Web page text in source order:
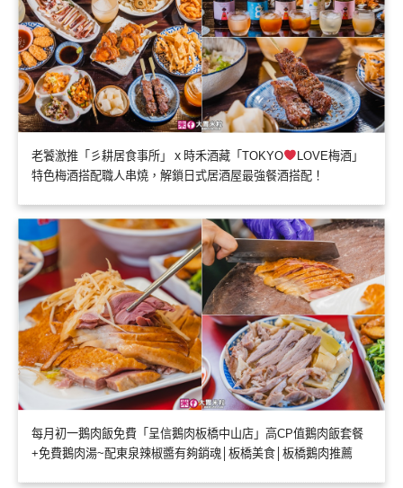
老饕激推「彡耕居食事所」ｘ時禾酒藏「TOKYO
LOVE梅酒」
特色梅酒搭配職人串燒，解鎖日式居酒屋最強餐酒搭配！
每月初一鵝肉飯免費「呈信鵝肉板橋中山店」高CP值鵝肉飯套餐
+免費鵝肉湯~配東泉辣椒醬有夠銷魂│板橋美食│板橋鵝肉推薦